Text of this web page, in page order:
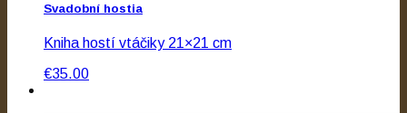
Svadobní hostia
Kniha hostí vtáčiky 21×21 cm
€35.00